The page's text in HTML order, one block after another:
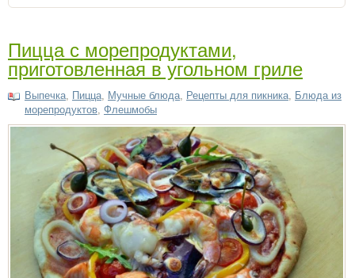
Пицца с морепродуктами,
приготовленная в угольном гриле
Выпечка Пицца Мучные блюда Рецепты для пикника
Блюда из
морепродуктов Флешмобы